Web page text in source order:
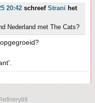
20:42 schreef Strani het
Nederland met The Cats?